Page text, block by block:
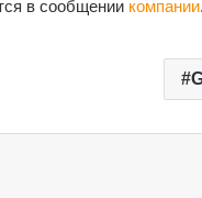
в сообщении компании.